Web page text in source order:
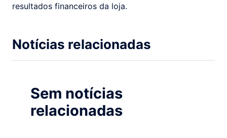
resultados financeiros da loja.
Notícias relacionadas
Sem notícias
relacionadas